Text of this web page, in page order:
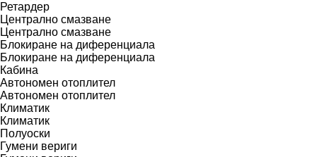
Ретардер
Централно смазване
Централно смазване
Блокиране на диференциала
Блокиране на диференциала
Кабина
Автономен отоплител
Автономен отоплител
Климатик
Климатик
Полуоски
Гумени вериги